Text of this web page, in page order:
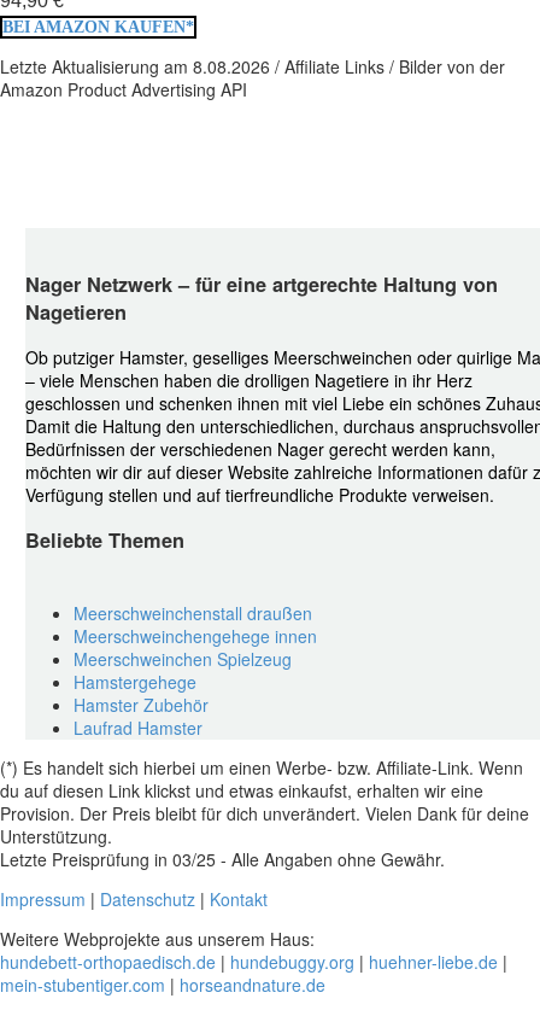
BEI AMAZON KAUFEN*
Letzte Aktualisierung am 8.08.2026 / Affiliate Links / Bilder von der
Amazon Product Advertising API
Nager Netzwerk – für eine artgerechte Haltung von
Nagetieren
Ob putziger Hamster, geselliges Meerschweinchen oder quirlige
– viele Menschen haben die drolligen Nagetiere in ihr Herz
geschlossen und schenken ihnen mit viel Liebe ein schönes
Damit die Haltung den unterschiedlichen, durchaus
Bedürfnissen der verschiedenen Nager gerecht werden kann,
möchten wir dir auf dieser Website zahlreiche Informationen dafür
Verfügung stellen und auf tierfreundliche Produkte verweisen.
Beliebte Themen
Meerschweinchenstall draußen
Meerschweinchengehege innen
Meerschweinchen Spielzeug
Hamstergehege
Hamster Zubehör
Laufrad Hamster
(*) Es handelt sich hierbei um einen Werbe- bzw. Affiliate-Link. Wenn
du auf diesen Link klickst und etwas einkaufst, erhalten wir eine
Provision. Der Preis bleibt für dich unverändert. Vielen Dank für deine
Unterstützung.
Letzte Preisprüfung in 03/25 - Alle Angaben ohne Gewähr.
Impressum | Datenschutz | Kontakt
Weitere Webprojekte aus unserem Haus:
hundebett-orthopaedisch.de | hundebuggy.org | huehner-liebe.de |
mein-stubentiger.com | horseandnature.de